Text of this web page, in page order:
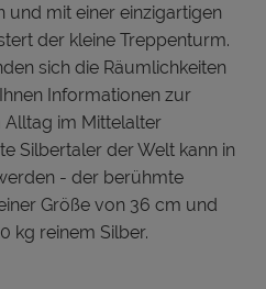
und mit einer einzigartigen
der kleine Treppenturm.
sich die Räumlichkeiten
Informationen zur
Alltag im Mittelalter
Silbertaler der Welt kann in
- der berühmte
Größe von 36 cm und
kg reinem Silber.